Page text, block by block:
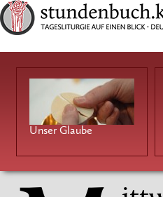
Unser Glaube